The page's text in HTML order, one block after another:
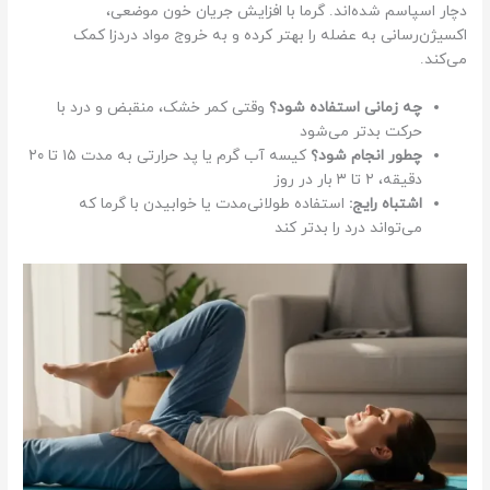
دچار اسپاسم شده‌اند. گرما با افزایش جریان خون موضعی،
اکسیژن‌رسانی به عضله را بهتر کرده و به خروج مواد دردزا کمک
می‌کند.
چه زمانی استفاده شود؟ وقتی کمر خشک، منقبض و درد با
حرکت بدتر می‌شود
چطور انجام شود؟
کیسه آب گرم یا پد حرارتی به مدت ۱۵ تا ۲۰
دقیقه، ۲ تا ۳ بار در روز
اشتباه رایج: استفاده طولانی‌مدت یا خوابیدن با گرما که
می‌تواند درد را بدتر کند